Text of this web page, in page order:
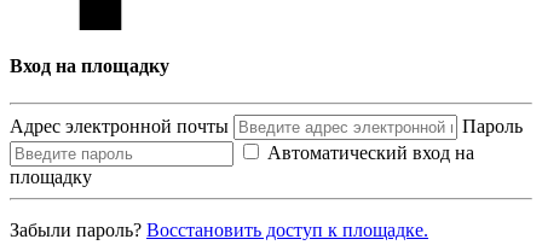
Вход на площадку
Адрес электронной почты
Пароль
Автоматический вход на
площадку
Забыли пароль? Восcтановить доступ к площадке.